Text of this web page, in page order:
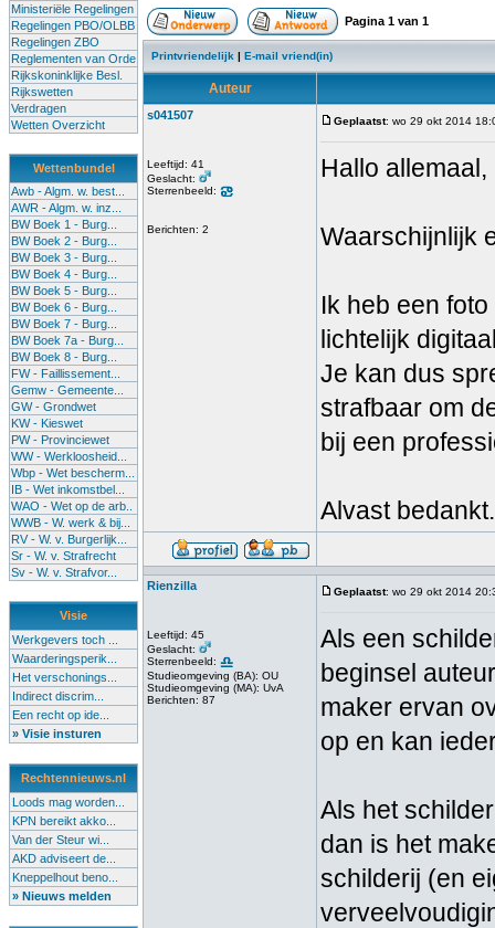
Ministeriële Regelingen
Regelingen PBO/OLBB
Regelingen ZBO
Reglementen van Orde
Rijkskoninklijke Besl.
Rijkswetten
Verdragen
Wetten Overzicht
Wettenbundel
Awb - Algm. w. best...
AWR - Algm. w. inz...
BW Boek 1 - Burg...
BW Boek 2 - Burg...
BW Boek 3 - Burg...
BW Boek 4 - Burg...
BW Boek 5 - Burg...
BW Boek 6 - Burg...
BW Boek 7 - Burg...
BW Boek 7a - Burg...
BW Boek 8 - Burg...
FW - Faillissement...
Gemw - Gemeente...
GW - Grondwet
KW - Kieswet
PW - Provinciewet
WW - Werkloosheid...
Wbp - Wet bescherm...
IB - Wet inkomstbel...
WAO - Wet op de arb..
WWB - W. werk & bij...
RV - W. v. Burgerlijk...
Sr - W. v. Strafrecht
Sv - W. v. Strafvor...
Visie
Werkgevers toch ...
Waarderingsperik...
Het verschonings...
Indirect discrim...
Een recht op ide...
» Visie insturen
Rechtennieuws.nl
Loods mag worden...
KPN bereikt akko...
Van der Steur wi...
AKD adviseert de...
Kneppelhout beno...
» Nieuws melden
Pagina 1 van 1
Printvriendelijk | E-mail vriend(in)
Auteur
s041507
Leeftijd: 41
Geslacht:
Sterrenbeeld:
Berichten: 2
Geplaatst: wo 29 okt 2014
Hallo allemaal,
Waarschijnlijk
Ik heb een
lichtelijk
Je kan dus
strafbaar om
bij een
Alvast bedankt.
Rienzilla
Leeftijd: 45
Geslacht:
Sterrenbeeld:
Studieomgeving (BA): OU
Studieomgeving (MA): UvA
Berichten: 87
Geplaatst: wo 29 okt 2014
Als een
beginsel
maker ervan
op en kan
Als het
dan is het
schilderij (en